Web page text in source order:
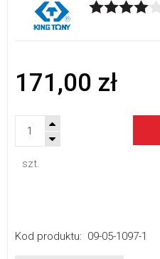
171,00 zł
szt.
Kod produktu: 09-05-1097-1